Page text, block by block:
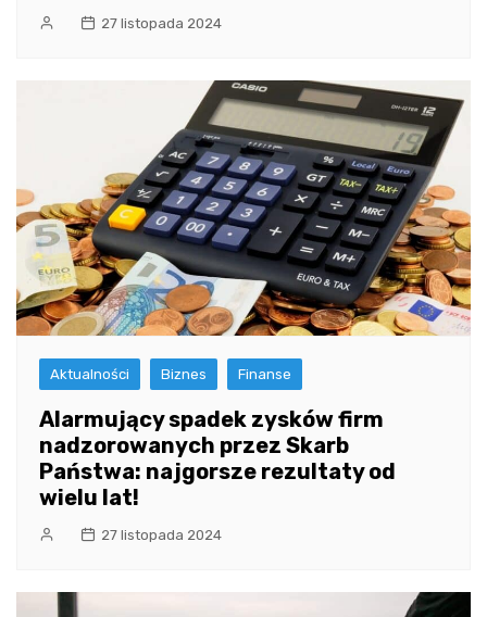
27 listopada 2024
Aktualności Biznes Finanse
Alarmujący spadek zysków firm
nadzorowanych przez Skarb
Państwa: najgorsze rezultaty od
wielu lat!
27 listopada 2024